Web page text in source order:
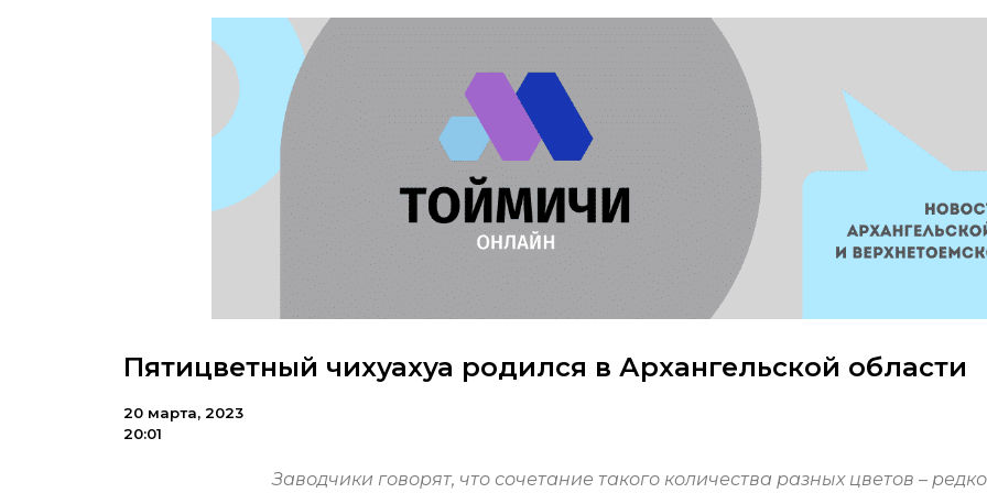
Пятицветный чихуахуа родился в Архангельской области
20 марта, 2023
20:01
Заводчики говорят, что сочетание такого количества разных цветов –